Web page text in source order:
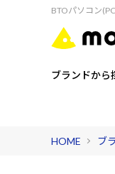
BTOパソコン
ブランドから
HOME ブ